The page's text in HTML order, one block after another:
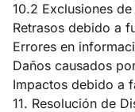
10.2 Exclusiones
Retrasos debido a
Errores en
Daños causados
Impactos debido a
11. Resolución de